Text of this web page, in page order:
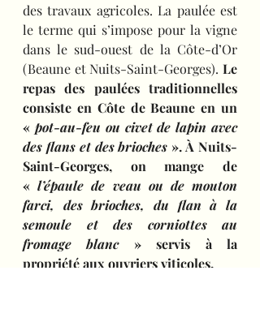
des travaux agricoles. La paulée est
le terme qui s’impose pour la vigne
dans le sud-ouest de la Côte-d’Or
(Beaune et Nuits-Saint-Georges). Le
repas des paulées traditionnelles
consiste en Côte de Beaune en un
« pot-au-feu ou civet de lapin avec
des flans et des brioches ». À Nuits-
Saint-Georges, on mange de
« l’épaule de veau ou de mouton
farci, des brioches, du flan à la
semoule et des corniottes au
fromage blanc » servis à la
propriété aux ouvriers viticoles.